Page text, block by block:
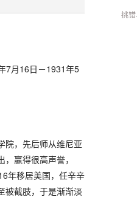
7月16日－1931年5
院，先后师从维尼亚
赢得很高声誉，
年移居美国，任辛辛
被截肢，于是渐渐淡
挑错